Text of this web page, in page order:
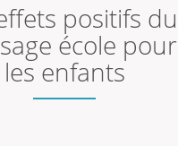
positifs du
école pour
les enfants